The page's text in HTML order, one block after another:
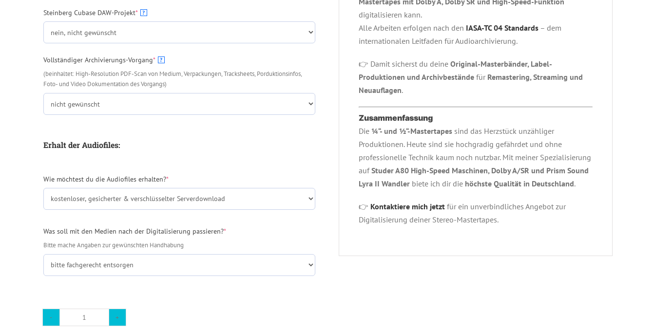
Steinberg Cubase DAW-Projekt*(required)
?
Vollständiger Archivierungs-Vorgang*(required)
?
(beinhaltet: High-Resolution PDF-Scan von Medium, Verpackungen, Tracksheets, Porduktionsinfos,
Foto- und Video Dokumentation des Vorgangs)
Erhalt der Audiofiles:
Wie möchtest du die Audiofiles erhalten?*(required)
Was soll mit den Medien nach der Digitalisierung passieren?*(required)
Bitte mache Angaben zur gewünschten Handhabung
Mastertape
digitalisieren kann.
Alle Arbeiten erfolgen nach den IASA-TC 04 Standards – dem
internationalen Leitfaden für Audioarchivierung.
👉 Damit sicherst du deineOriginal-Masterbänder, Label-
Produktionen und Archivbestände für Remastering, Streaming und
Neuauflagen.
Zusammenfassung
Die ¼“- und ½“-Mastertapes sind das Herzstück unzähliger
Produktionen. Heute sind sie hochgradig gefährdet und ohne
professionelle Technik kaum noch nutzbar. Mit meiner Spezialisierung
aufStuder A80 High-Speed Maschinen, Dolby A/SR und Prism Sound
Lyra II Wandler biete ich dir die höchste Qualität in Deutschland.
👉 Kontaktiere mich jetzt für ein unverbindliches Angebot zur
Digitalisierung deiner Stereo-Mastertapes.